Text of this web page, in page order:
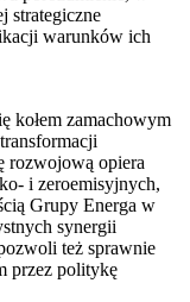
strategiczne
warunków ich
kołem zamachowym
rozwojową opiera
i zeroemisyjnych,
Grupy Energa w
synergii
też sprawnie
przez politykę